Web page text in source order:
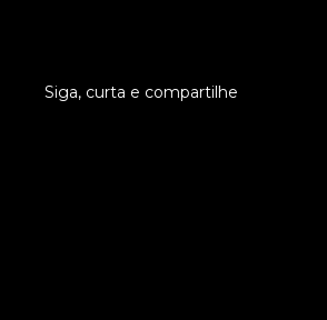
Siga, curta e compartilhe